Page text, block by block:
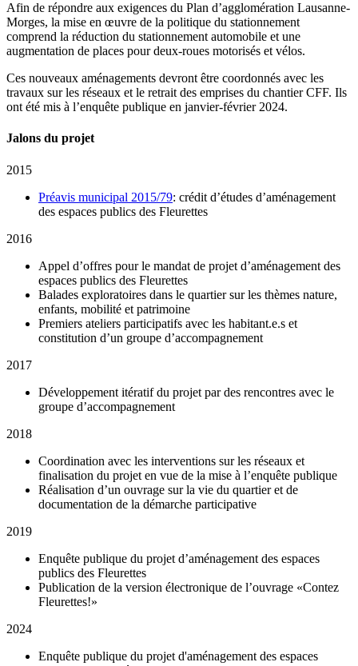
Afin de répondre aux exigences du Plan d’agglomération Lausanne-
Morges, la mise en œuvre de la politique du stationnement
comprend la réduction du stationnement automobile et une
augmentation de places pour deux-roues motorisés et vélos.
Ces nouveaux aménagements devront être coordonnés avec les
travaux sur les réseaux et le retrait des emprises du chantier CFF. Ils
ont été mis à l’enquête publique en janvier-février 2024.
Jalons du projet
2015
Préavis municipal 2015/79: crédit d’études d’aménagement
des espaces publics des Fleurettes
2016
Appel d’offres pour le mandat de projet d’aménagement des
espaces publics des Fleurettes
Balades exploratoires dans le quartier sur les thèmes nature,
enfants, mobilité et patrimoine
Premiers ateliers participatifs avec les habitant.e.s et
constitution d’un groupe d’accompagnement
2017
Développement itératif du projet par des rencontres avec le
groupe d’accompagnement
2018
Coordination avec les interventions sur les réseaux et
finalisation du projet en vue de la mise à l’enquête publique
Réalisation d’un ouvrage sur la vie du quartier et de
documentation de la démarche participative
2019
Enquête publique du projet d’aménagement des espaces
publics des Fleurettes
Publication de la version électronique de l’ouvrage «Contez
Fleurettes!»
2024
Enquête publique du projet d'aménagement des espaces